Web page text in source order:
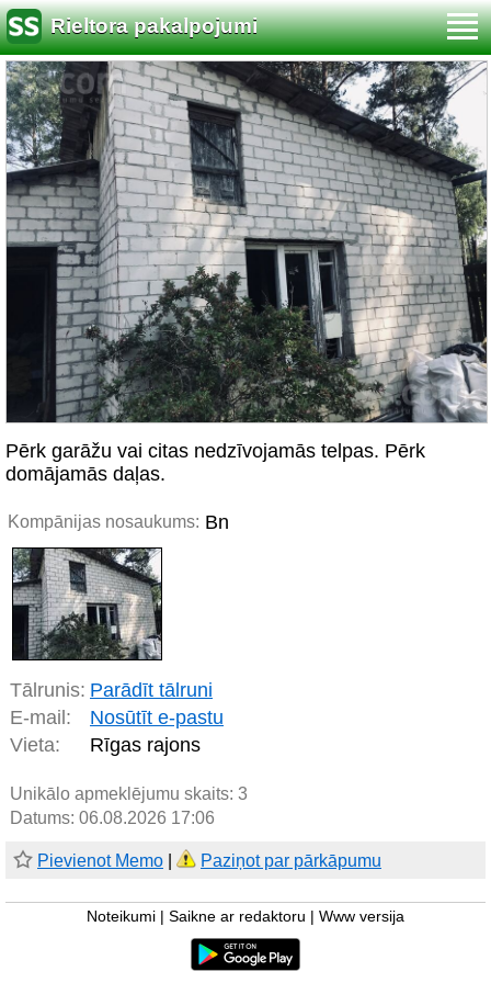
Rieltora pakalpojumi
Pērk garāžu vai citas nedzīvojamās telpas. Pērk
domājamās daļas.
Kompānijas nosaukums: Bn
Tālrunis: Parādīt tālruni
E-mail:
Nosūtīt e-pastu
Vieta:
Rīgas rajons
Unikālo apmeklējumu skaits: 3
Datums: 06.08.2026 17:06
Pievienot Memo Paziņot par pārkāpumu
Noteikumi Saikne ar redaktoru Www versija